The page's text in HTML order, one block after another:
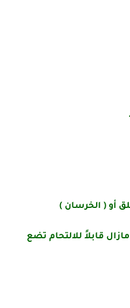
أو ( الخرسان )
قابلاً للالتحام تضع